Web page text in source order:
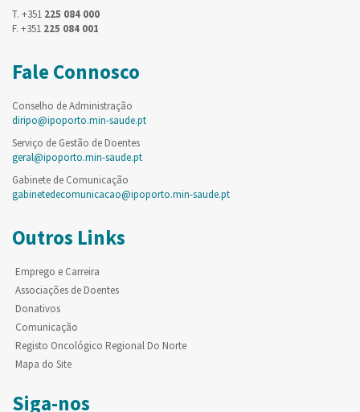
T. +351 225 084 000
F. +351 225 084 001
Fale Connosco
Conselho de Administração
diripo@ipoporto.min-saude.pt
Serviço de Gestão de Doentes
geral@ipoporto.min-saude.pt
Gabinete de Comunicação
gabinetedecomunicacao@ipoporto.min-saude.pt
Outros Links
Emprego e Carreira
Associações de Doentes
Donativos
Comunicação
Registo Oncológico Regional Do Norte
Mapa do Site
Siga-nos